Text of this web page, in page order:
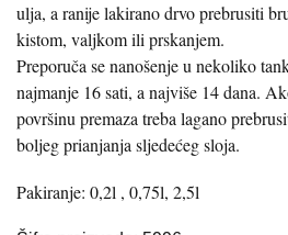
ulja, a ranije lakirano drvo prebrusiti
kistom, valjkom ili prskanjem.
Preporuča se nanošenje u nekoliko
najmanje 16 sati, a najviše 14 dana.
površinu premaza treba lagano
boljeg prianjanja sljedećeg sloja.
Pakiranje: 0,2l , 0,75l, 2,5l